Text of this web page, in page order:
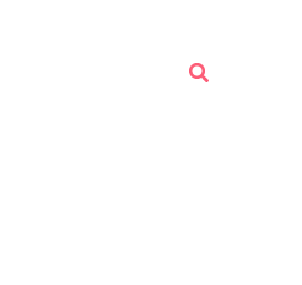
Rechercher